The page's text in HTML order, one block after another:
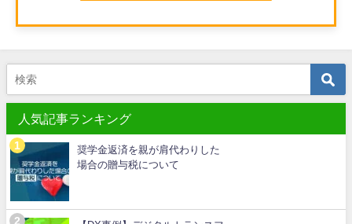
人気記事ランキング
奨学金返済を親が肩代わりした
場合の贈与税について